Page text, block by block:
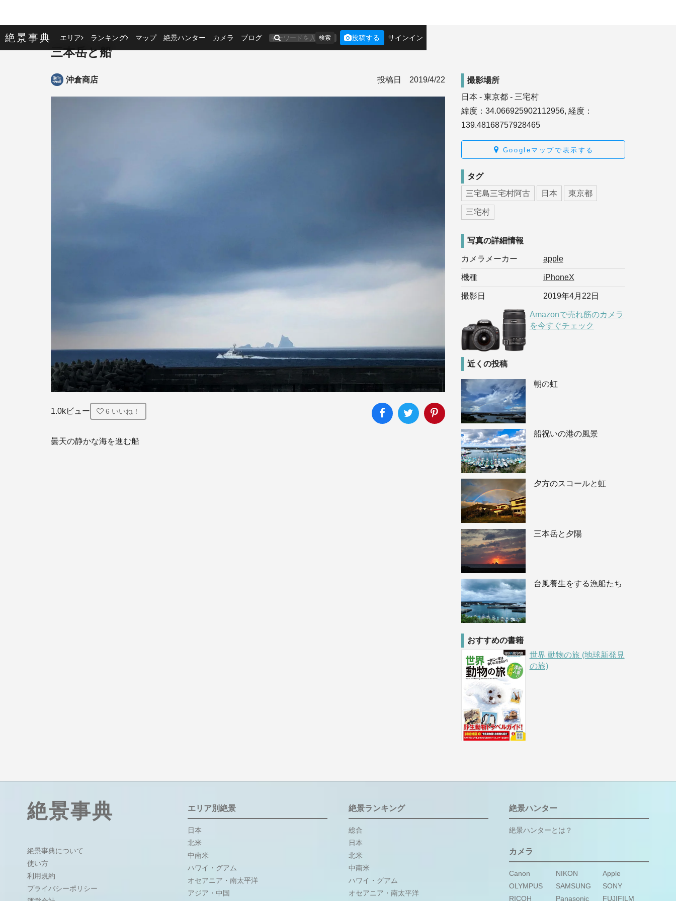
絶景事典 エリア ランキング マップ 絶景ハンター カメラ ブログ 検索 投稿する サインイン
三本岳と船
沖倉商店 投稿日 2019/4/22
1.0kビュー 6 いいね！
曇天の静かな海を進む船
撮影場所
日本 - 東京都 - 三宅村
緯度：34.066925902112956, 経度：
139.48168757928465
Googleマップで表示する
タグ
三宅島三宅村阿古 日本 東京都
三宅村
写真の詳細情報
カメラメーカー apple
機種 iPhoneX
撮影日 2019年4月22日
Amazonで売れ筋のカメラ
を今すぐチェック
近くの投稿
朝の虹
船祝いの港の風景
夕方のスコールと虹
三本岳と夕陽
台風養生をする漁船たち
おすすめの書籍
世界 動物の旅 (地球新発見
の旅)
絶景事典
絶景事典について
使い方
利用規約
プライバシーポリシー
エリア別絶景
日本
北米
中南米
ハワイ・グアム
オセアニア・南太平洋
アジア・中国
絶景ランキング
総合
日本
北米
中南米
ハワイ・グアム
オセアニア・南太平洋
絶景ハンター
絶景ハンターとは？
カメラ
Canon NIKON
Apple
OLYMPUS
SAMSUNG
SONY
RICOH
Panasonic FUJIFILM